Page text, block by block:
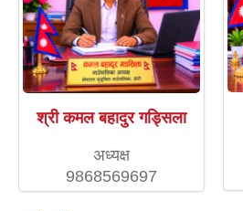
श्री कमल बहादुर गड्सिला
अध्यक्ष
9868569697